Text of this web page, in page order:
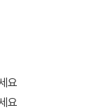
요
요